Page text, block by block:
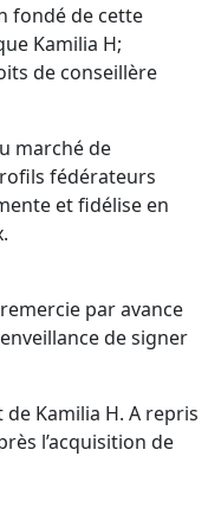
fondé de cette
Kamilia H;
de conseillère
marché de
fédérateurs
et fidélise en
par avance
de signer
Kamilia H. A repris
l’acquisition de